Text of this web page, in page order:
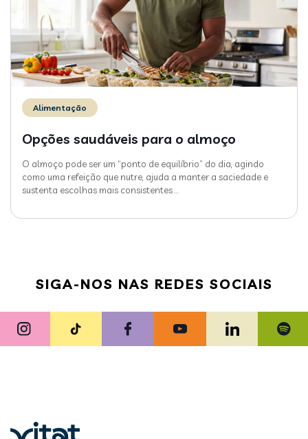
Alimentação
Opções saudáveis para o almoço
O almoço pode ser um “ponto de equilíbrio” do dia, agindo
como uma refeição que nutre, ajuda a manter a saciedade e
sustenta escolhas mais consistentes
SIGA-NOS NAS REDES SOCIAIS